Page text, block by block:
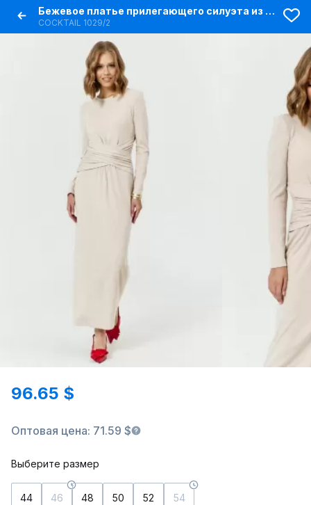
Бежевое платье прилегающего силуэта из трикотажа
COCKTAIL 1029/2
96.65 $
Оптовая цена: 71.59 $
Выберите размер
44 46 48 50 52 54